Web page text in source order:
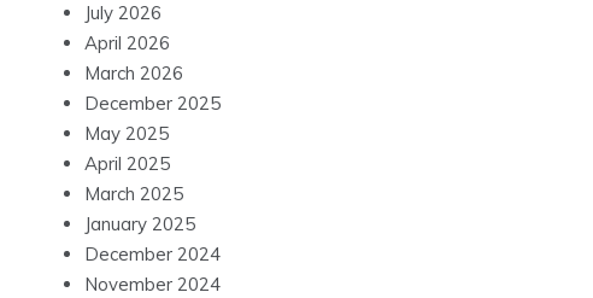
July 2026
April 2026
March 2026
December 2025
May 2025
April 2025
March 2025
January 2025
December 2024
November 2024